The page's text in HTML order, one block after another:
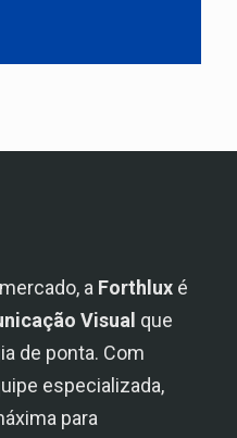
a Forthlux é
Visual que
de ponta. Com
especializada,
para